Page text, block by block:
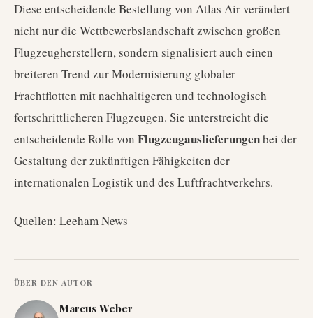
Diese entscheidende Bestellung von Atlas Air verändert
nicht nur die Wettbewerbslandschaft zwischen großen
Flugzeugherstellern, sondern signalisiert auch einen
breiteren Trend zur Modernisierung globaler
Frachtflotten mit nachhaltigeren und technologisch
fortschrittlicheren Flugzeugen. Sie unterstreicht die
entscheidende Rolle von Flugzeugauslieferungenbei der
Gestaltung der zukünftigen Fähigkeiten der
internationalen Logistik und des Luftfrachtverkehrs.
Quellen: Leeham News
ÜBER DEN AUTOR
Marcus Weber